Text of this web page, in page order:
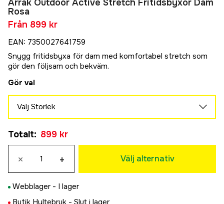
Arrak Outdoor Active Stretch Fritidsbyxor Dam
Rosa
Från 899 kr
EAN: 7350027641759
Snygg fritidsbyxa för dam med komfortabel stretch som
gör den följsam och bekväm.
Gör val
Välj Storlek
899 kr
36
899 kr
899 kr
Totalt: 899 kr
× + Välj alternativ
Webblager - I lager